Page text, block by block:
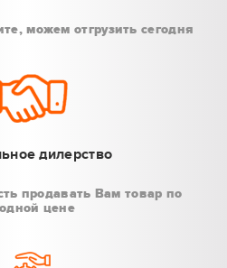
можем отгрузить сегодня
дилерство
продавать Вам товар по
цене